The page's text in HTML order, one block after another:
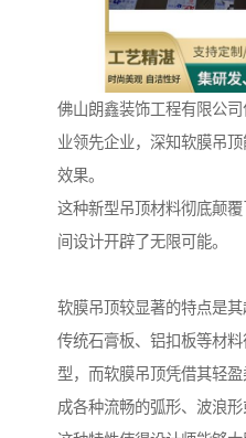
佛山朗鑫装饰工程有限公
业领先企业，深知软膜吊
效果。
这种新型吊顶材料彻底颠
间设计开辟了无限可能。
软膜吊顶较显著的特点是其
传统石膏板、铝扣板等材
型，而软膜吊顶凭借其轻
成各种流畅的弧形、波浪形